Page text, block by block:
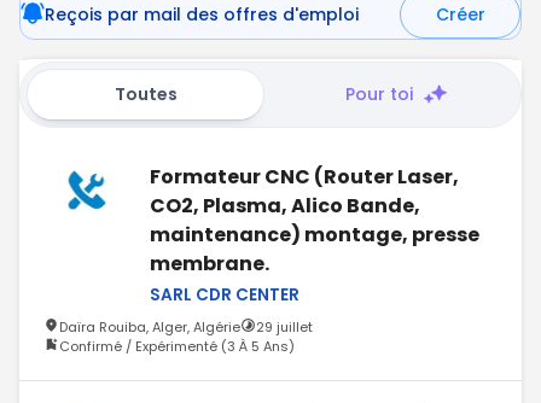
Reçois par mail des offres d'emploi Créer
Toutes Pour toi
Formateur CNC (Router Laser,
CO2, Plasma, Alico Bande,
maintenance) montage, presse
membrane.
SARL CDR CENTER
Daïra Rouiba, Alger, Algérie
29 juillet
Confirmé / Expérimenté (3 À 5 Ans)